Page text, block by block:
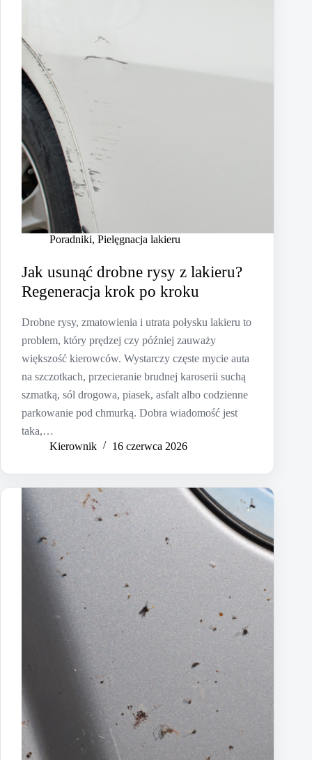
Poradniki, Pielęgnacja lakieru
Jak usunąć drobne rysy z lakieru?
Regeneracja krok po kroku
Drobne rysy, zmatowienia i utrata połysku lakieru to
problem, który prędzej czy później zauważy
większość kierowców. Wystarczy częste mycie auta
na szczotkach, przecieranie brudnej karoserii suchą
szmatką, sól drogowa, piasek, asfalt albo codzienne
parkowanie pod chmurką. Dobra wiadomość jest
taka,…
Kierownik
16 czerwca 2026